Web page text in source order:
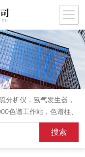
分析仪，氢气发生器，
色谱工作站，色谱柱、
解析仪，紫外分光光度
，分析天平等常规实验